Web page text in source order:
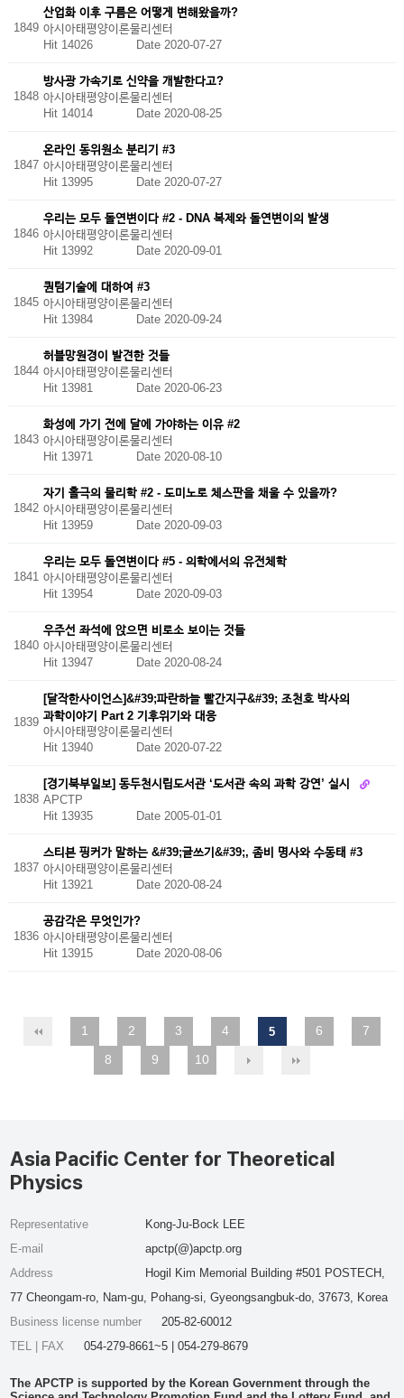
1849
산업화 이후 구름은 어떻게 변해왔을까?
아시아태평양이론물리센터
Hit 14026 Date 2020-07-27
1848
방사광 가속기로 신약을 개발한다고?
아시아태평양이론물리센터
Hit 14014 Date 2020-08-25
1847
온라인 동위원소 분리기 #3
아시아태평양이론물리센터
Hit 13995 Date 2020-07-27
1846
우리는 모두 돌연변이다 #2 - DNA 복제와 돌연변이의 발생
아시아태평양이론물리센터
Hit 13992 Date 2020-09-01
1845
퀀텀기술에 대하여 #3
아시아태평양이론물리센터
Hit 13984 Date 2020-09-24
1844
허블망원경이 발견한 것들
아시아태평양이론물리센터
Hit 13981 Date 2020-06-23
1843
화성에 가기 전에 달에 가야하는 이유 #2
아시아태평양이론물리센터
Hit 13971 Date 2020-08-10
1842
자기 홀극의 물리학 #2 - 도미노로 체스판을 채울 수 있을까?
아시아태평양이론물리센터
Hit 13959 Date 2020-09-03
1841
우리는 모두 돌연변이다 #5 - 의학에서의 유전체학
아시아태평양이론물리센터
Hit 13954 Date 2020-09-03
1840
우주선 좌석에 앉으면 비로소 보이는 것들
아시아태평양이론물리센터
Hit 13947 Date 2020-08-24
1839
[달작한사이언스]&#39;파란하늘 빨간지구&#39; 조천호 박사의
과학이야기 Part 2 기후위기와 대응
아시아태평양이론물리센터
Hit 13940
Date 2020-07-22
1838
[경기북부일보] 동두천시립도서관 ‘도서관 속의 과학 강연’ 실시
APCTP
Hit 13935
Date 2005-01-01
1837
스티븐 핑커가 말하는 &#39;글쓰기&#39;, 좀비 명사와 수동태 #3
아시아태평양이론물리센터
Hit 13921 Date 2020-08-24
1836
공감각은 무엇인가?
아시아태평양이론물리센터
Hit 13915 Date 2020-08-06
1 2 3 4 5 6
7
8
9 10
Asia Pacific Center for Theoretical
Physics
Representative
Kong-Ju-Bock LEE
E-mail
apctp(@)apctp.org
Address
Hogil Kim Memorial Building #501 POSTECH,
77 Cheongam-ro, Nam-gu, Pohang-si, Gyeongsangbuk-do, 37673, Korea
Business license number
205-82-60012
TEL | FAX
054-279-8661~5 | 054-279-8679
The APCTP is supported by the Korean Government through the